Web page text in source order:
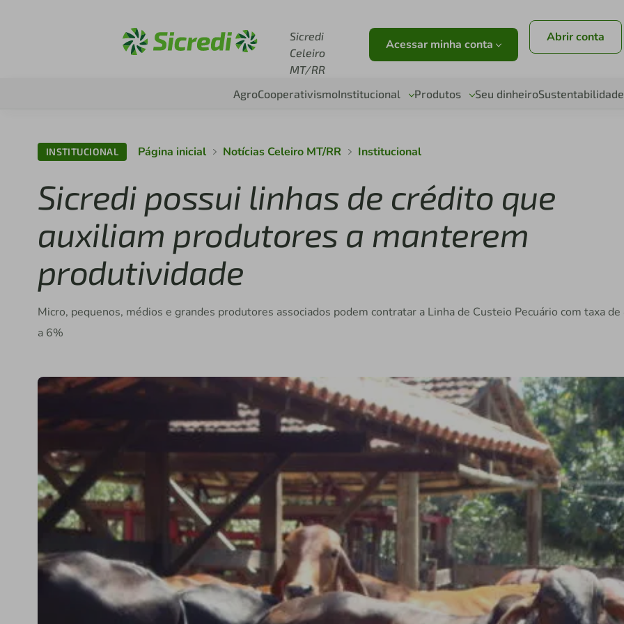
Sicredi
Celeiro
MT/RR
Acessar minha conta Abrir conta
AgroCooperativismoInstitucional Produtos Seu dinheiroSustentabilidade
INSTITUCIONAL Página inicial Notícias Celeiro MT/RR Institucional
Sicredi possui linhas de crédito que
auxiliam produtores a manterem
produtividade
Micro, pequenos, médios e grandes produtores associados podem contratar a Linha de Custeio Pecuário com taxa
a 6%